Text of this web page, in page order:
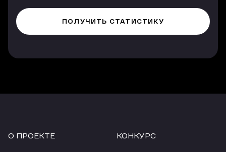
О ПРОЕКТЕ КОНКУРС